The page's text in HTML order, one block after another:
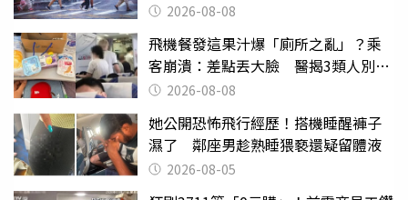
2026-08-08
飛機餐發這果汁爆「廁所之亂」？乘
客崩潰：差點丟大臉 醫揭3類人別亂
喝 2026-08-08
她公開恐怖飛行經歷！搭機睡醒褲子
濕了 鄰座男趁熟睡猥褻還疑留體液
2026-08-05